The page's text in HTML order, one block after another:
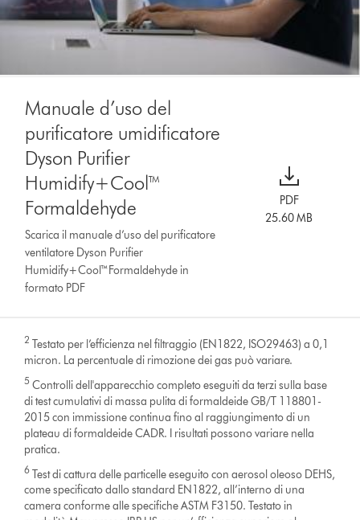
Manuale d’uso del
purificatore umidificatore
Dyson Purifier
Humidify+Cool™
Formaldehyde
Scarica il manuale d’uso del purificatore
ventilatore Dyson Purifier
Humidify+Cool™Formaldehyde in
formato PDF
PDF
25.60 MB
2 Testato per l’efficienza nel filtraggio (EN1822, ISO29463) a 0,1
micron. La percentuale di rimozione dei gas può variare.
5 Controlli dell'apparecchio completo eseguiti da terzi sulla base
di test cumulativi di massa pulita di formaldeide GB/T 118801-
2015 con immissione continua fino al raggiungimento di un
plateau di formaldeide CADR. I risultati possono variare nella
pratica.
6 Test di cattura delle particelle eseguito con aerosol oleoso DEHS,
come specificato dallo standard EN1822, all’interno di una
camera conforme alle specifiche ASTM F3150. Testato in